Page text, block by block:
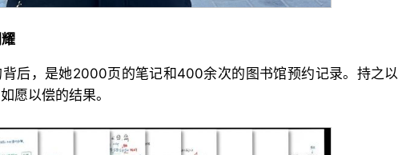
后，是她2000页的笔记和400余次的图书馆预约记录。持之以
愿以偿的结果。